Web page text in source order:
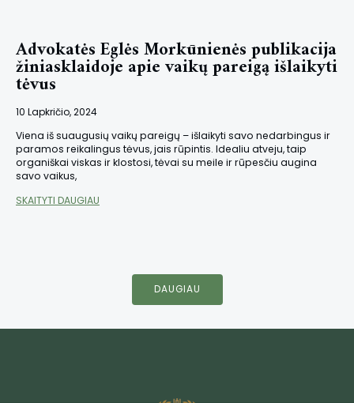
Advokatės Eglės Morkūnienės publikacija
žiniasklaidoje apie vaikų pareigą išlaikyti
tėvus
10 Lapkričio, 2024
Viena iš suaugusių vaikų pareigų – išlaikyti savo nedarbingus ir
paramos reikalingus tėvus, jais rūpintis. Idealiu atveju, taip
organiškai viskas ir klostosi, tėvai su meile ir rūpesčiu augina
savo vaikus,
SKAITYTI DAUGIAU
DAUGIAU